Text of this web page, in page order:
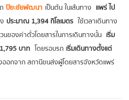
ปิยะชัยพัฒนา เป็นต้น ในเส้นทาง แพร่ ไป
ประมาณ 1,394 กิโลเมตร ใช้เวลาเดินทาง
นของค่าตั๋วโดยสารในการเดินทางนั้น เริ่ม
บาท โดยรอบรถ เริ่มเดินทางตั้งแต่
ออกจาก สถานีขนส่งผู้โดยสารจังหวัดแพร่